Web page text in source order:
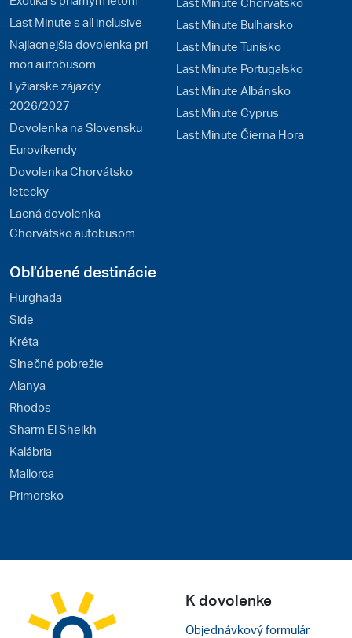
Last Minute s all inclusive
Najlacnejšia dovolenka pri
mori autobusom
Lyžiarske zájazdy
2026/2027
Dovolenka na Slovensku
Eurovíkendy
Dovolenka Chorvátsko
letecky
Lacná dovolenka
Chorvátsko autobusom
Last Minute Bulharsko
Last Minute Tunisko
Last Minute Portugalsko
Last Minute Albánsko
Last Minute Cyprus
Last Minute Čierna Hora
Obľúbené destinácie
Hurghada
Side
Kréta
Slnečné pobrežie
Alanya
Rhodos
Sharm El Sheikh
Kalábria
Mallorca
Primorsko
K dovolenke
Objednávkový formulár